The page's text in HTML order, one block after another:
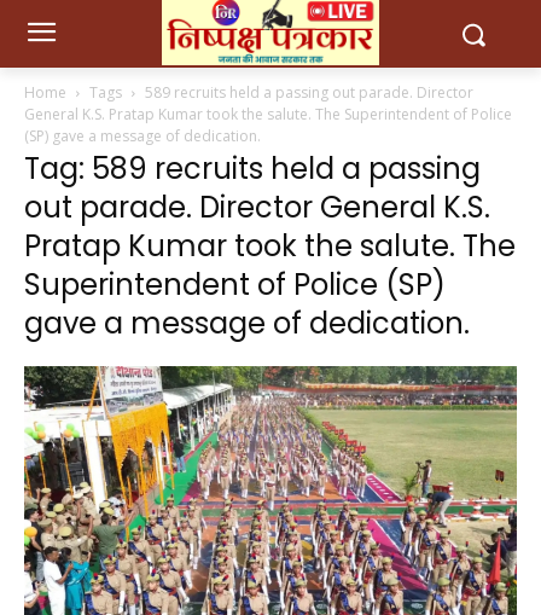
Home Tags
589 recruits held a passing out parade. Director
General K.S. Pratap Kumar took the salute. The Superintendent of Police
(SP) gave a message of dedication.
Tag: 589 recruits held a passing
out parade. Director General K.S.
Pratap Kumar took the salute. The
Superintendent of Police (SP)
gave a message of dedication.